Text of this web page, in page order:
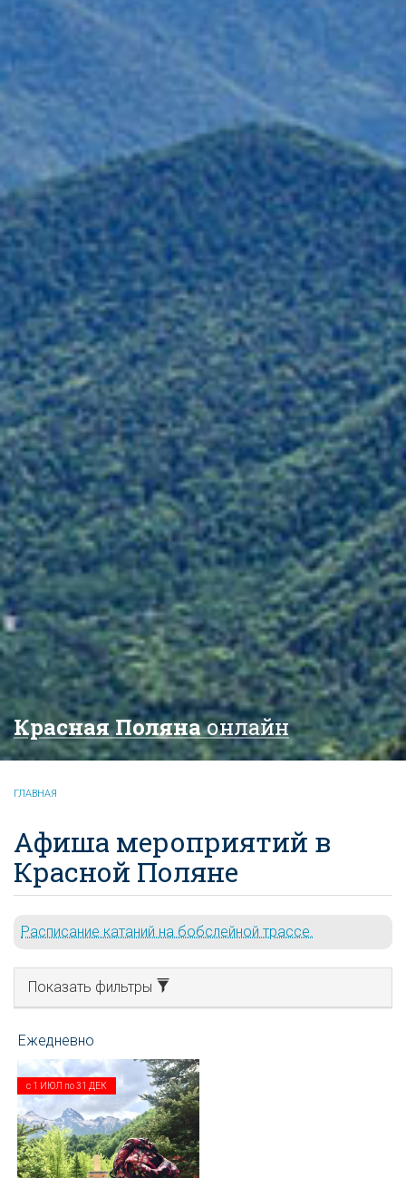
Красная Полянаонлайн
ГЛАВНАЯ
Афиша мероприятий в
Красной Поляне
Расписание катаний на бобслейной трассе.
Показать фильтры
с 1 ИЮЛ по31 ДЕК